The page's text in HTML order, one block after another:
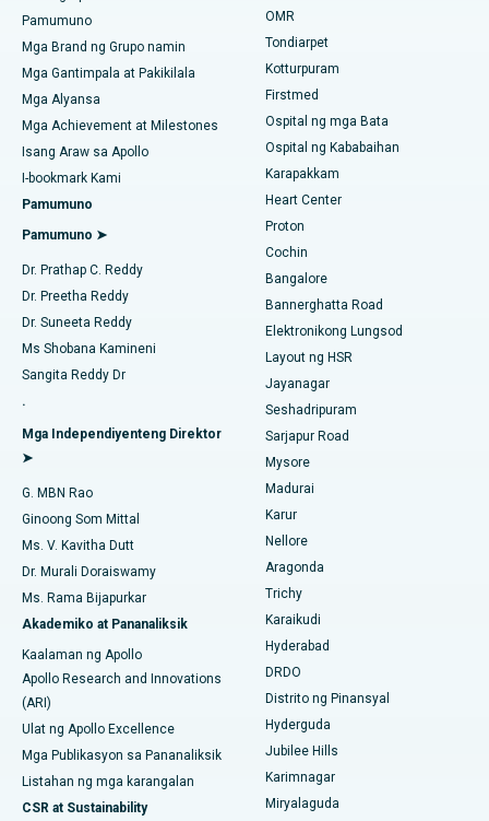
Maghanap ng Pediatrics
Maghanap ng Dermatologist
Maghanap ng Urologist
Maghanap ng Diabetologist
Maghanap ng Ginekologo
Maghanap ng Pangkalahatang Doktor
Maghanap ng Sikologo
Maghanap ng Pangkalahatang Siruhano
Pinakamahusay na Ospital sa PH Road, Chennai
Pinakamahusay na Sentro ng Puso sa Thousand Lights,
Chennai
Pinakamahusay na Ospital sa Jubilee Hills, Hyderabad
Pinakamahusay na Ospital sa Tondiarpet, Chennai
Pinakamahusay na Ospital sa Kotturpuram, Chennai
Pinakamahusay na Ospital sa Kovai Road, Karur
Pinakamahusay na Ospital sa Karapakkam, Chennai
Pinakamahusay na Ospital sa Arilova, Vizag
Pinakamahusay na Ospital sa Kanpur Road, Lucknow
Pinakamahusay na Ospital sa Sektor-26, Noida
Pinakamahusay na Ospital sa Gandhinagar, Ahmedabad
Pinakamahusay na Ospital sa Bannerghatta Road, Bangalore
Pinakamahusay na Ospital sa Unit-15, Bhubaneswar
Pinakamahusay na Ospital sa Seepat Road, Bilaspur
Pinakamahusay na Ospital sa Ellisbridge, Ahmedabad
Pinakamahusay na Ospital sa New Delhi
Pinakamahusay na Ospital sa DRDO, Hyderabad
Pinakamahusay na Ospital sa GS Road, Guwahati
liposuction
Coronary Angiogram
Kapalit na Transcatheter Aortic Valve
Pag-aayos ng MitraClip Valve
Minimally Invasive Cardiac Surgery
Pagwawaksi ng Catheter
ACL Reconstruction Surgery
Pagpapalit ng Balikat na Balikat
Endometrial Ablation
Ovarian Cystectomy
Brachytherapy
Colonoscopy
Polypectomy
Deep Brain Stimulation
Peritoneyal Dialysis
Pamumuno
Mga Brand ng Grupo namin
Mga Gantimpala at Pakikilala
Mga Alyansa
Mga Achievement at Milestones
Isang Araw sa Apollo
I-bookmark Kami
Pamumuno
Pamumuno ➤
Dr. Prathap C. Reddy
Dr. Preetha Reddy
Dr. Suneeta Reddy
Ms Shobana Kamineni
Sangita Reddy Dr
.
Mga Independiyenteng Direktor
➤
G. MBN Rao
Ginoong Som Mittal
Ms. V. Kavitha Dutt
Dr. Murali Doraiswamy
Ms. Rama Bijapurkar
Akademiko at Pananaliksik
Kaalaman ng Apollo
Apollo Research and Innovations
(ARI)
Ulat ng Apollo Excellence
Mga Publikasyon sa Pananaliksik
Listahan ng mga karangalan
CSR at Sustainability
OMR
Tondiarpet
Kotturpuram
Firstmed
Ospital ng mga Bata
Ospital ng Kababaihan
Karapakkam
Heart Center
Proton
Cochin
Bangalore
Bannerghatta Road
Elektronikong Lungsod
Layout ng HSR
Jayanagar
Seshadripuram
Sarjapur Road
Mysore
Madurai
Karur
Nellore
Aragonda
Trichy
Karaikudi
Hyderabad
DRDO
Distrito ng Pinansyal
Hyderguda
Jubilee Hills
Karimnagar
Miryalaguda